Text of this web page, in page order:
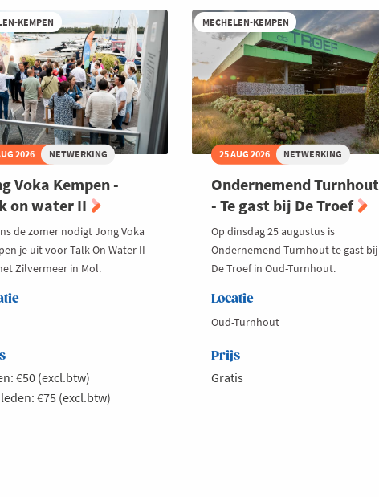
LinkedIn
KEMPEN
2026 NETWERKING
Voka Kempen -
on water II
de zomer nodigt Jong Voka
je uit voor Talk On Water II
Zilvermeer in Mol.
€50 (excl.btw)
€75 (excl.btw)
MECHELEN-KEMPEN
25 AUG 2026 NETWERKING
Ondernemend Turnhout
- Te gast bij De Troef
Op dinsdag 25 augustus is
Ondernemend Turnhout te gast bij
De Troef in Oud-Turnhout.
Locatie
Oud-Turnhout
Prijs
Gratis